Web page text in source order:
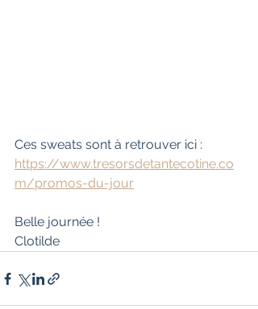
Ces sweats sont à retrouver ici :
https://www.tresorsdetantecotine.co
m/promos-du-jour
Belle journée !
Clotilde